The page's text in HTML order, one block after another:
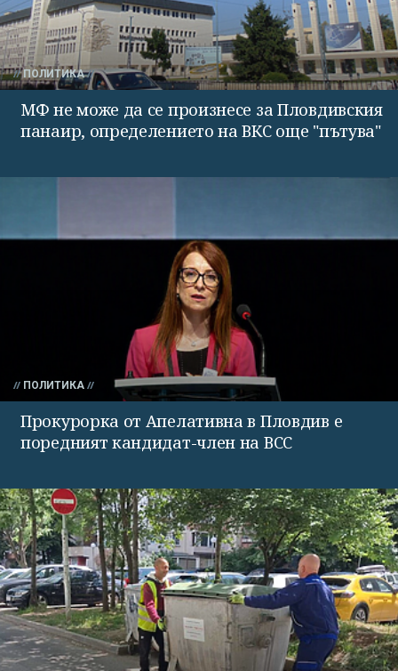
ПОЛИТИКА
МФ не може да се произнесе за Пловдивския
панаир, определението на ВКС още "пътува"
ПОЛИТИКА
Прокурорка от Апелативна в Пловдив е
поредният кандидат-член на ВСС